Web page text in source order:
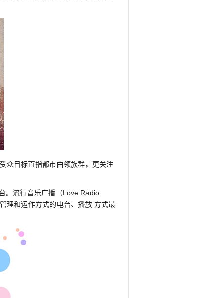
众目标直指都市白领族群，更关注
。流行音乐广播（Love Radio
理和运作方式的电台、播放 方式最